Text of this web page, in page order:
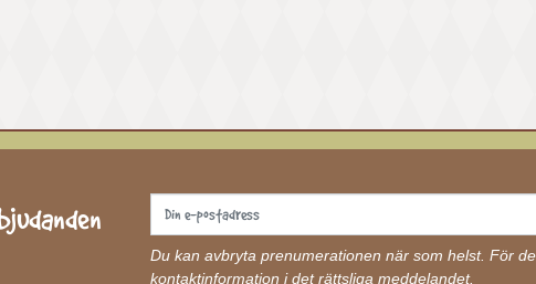
Du kan avbryta prenumerationen när som helst. För
kontaktinformation i det rättsliga meddelandet.